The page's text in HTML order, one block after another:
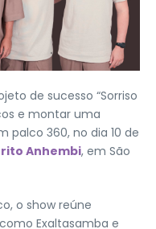
de sucesso “Sorriso
e montar uma
palco 360, no dia 10 de
Anhembi, em São
o show reúne
Exaltasamba e